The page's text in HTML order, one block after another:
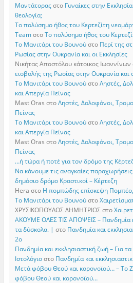
Μαντάτοραςστο Γυναίκες στην
θεολογία;
Το πολύσημο ήθος του Κερτεζίτη
TeamστοΤο πολύσημο ήθος του
Το Μανιτάρι του Βουνούστο Περί της
Ρωσίας στην Ουκρανία και οι Εκκλησίες
Νικήτας Αποστόλου κάτοικος Ιωαννίνων
εισβολής της Ρωσίας στην Ουκρανία και
Το Μανιτάρι του ΒουνούστοΛηστές,
και Απεργία Πείνας
Mast Oras στοΛηστές, Δολοφόνοι,
Πείνας
Το Μανιτάρι του ΒουνούστοΛηστές,
και Απεργία Πείνας
Mast Oras στοΛηστές, Δολοφόνοι,
Πείνας
…ή τώρα ή ποτέ για τον δρόμο της
Να κάνουμε τις αναγκαίες
δημόσιο δρόμο Κραστικοί – Κέρτεζη
Hera στο Η πομπώδης επίσκεψη Πομπέο,
Το Μανιτάρι του Βουνούστο
ΧΡΥΣΙΚΟΠΟΥΛΟΣ ΔΗΜΗΤΡΙΟΣστο
ΑΚΟΥΜΕ ΟΛΕΣ ΤΙΣ ΑΠΟΨΕΙΣ – Πανδημία
τα δύσκολα. | στο Πανδημία και
2ο
Πανδημία και εκκλησιαστική ζωή – Για
Iστολόγιοστο Πανδημία και
Μετά φόβου Θεού και κορονοϊού… – Το
φόβου Θεού και κορονοϊού…